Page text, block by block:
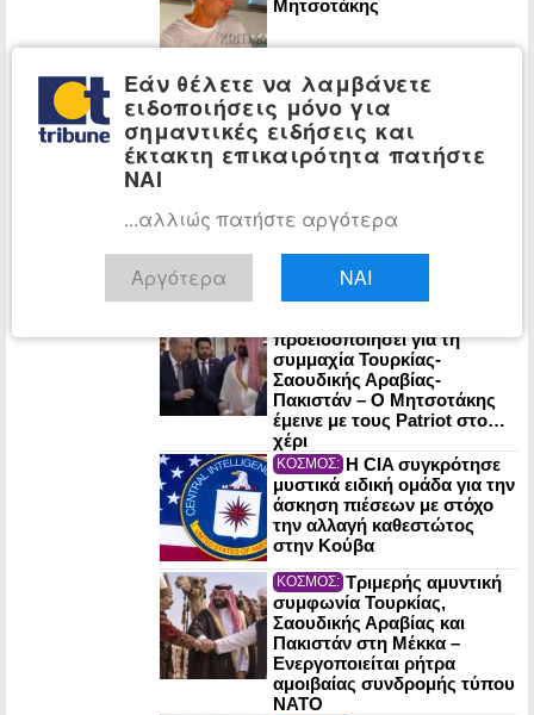
Μητσοτάκης
ΟΙΚΟΝΟΜΙΑ: Στο 3,4% ο
πληθωρισμός τον Ιούλιο: Σε
στέγαση, μεταφορές και
εστίαση οι μεγαλύτερες
αυξήσεις
τον χαμό της Λένας Σαμαρά:
προειδοποιήσει για τη
συμμαχία Τουρκίας-
Σαουδικής Αραβίας-
Πακιστάν – Ο Μητσοτάκης
έμεινε με τους Patriot στο…
χέρι
ΚΟΣΜΟΣ: Η CIA συγκρότησε
μυστικά ειδική ομάδα για την
άσκηση πιέσεων με στόχο
την αλλαγή καθεστώτος
στην Κούβα
ΚΟΣΜΟΣ: Τριμερής αμυντική
συμφωνία Τουρκίας,
Σαουδικής Αραβίας και
Πακιστάν στη Μέκκα –
Ενεργοποιείται ρήτρα
αμοιβαίας συνδρομής τύπου
NATO
Εάν θέλετε να λαμβάνετε
ειδοποιήσεις μόνο για
σημαντικές ειδήσεις και
έκτακτη επικαιρότητα πατήστε
ΝΑΙ
...αλλιώς πατήστε αργότερα
Αργότερα ΝΑΙ